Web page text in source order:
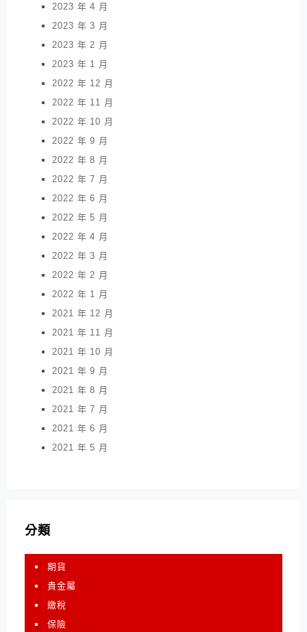
2023 年 4 月
2023 年 3 月
2023 年 2 月
2023 年 1 月
2022 年 12 月
2022 年 11 月
2022 年 10 月
2022 年 9 月
2022 年 8 月
2022 年 7 月
2022 年 6 月
2022 年 5 月
2022 年 4 月
2022 年 3 月
2022 年 2 月
2022 年 1 月
2021 年 12 月
2021 年 11 月
2021 年 10 月
2021 年 9 月
2021 年 8 月
2021 年 7 月
2021 年 6 月
2021 年 5 月
分類
期貨
貴金屬
繳稅
保險